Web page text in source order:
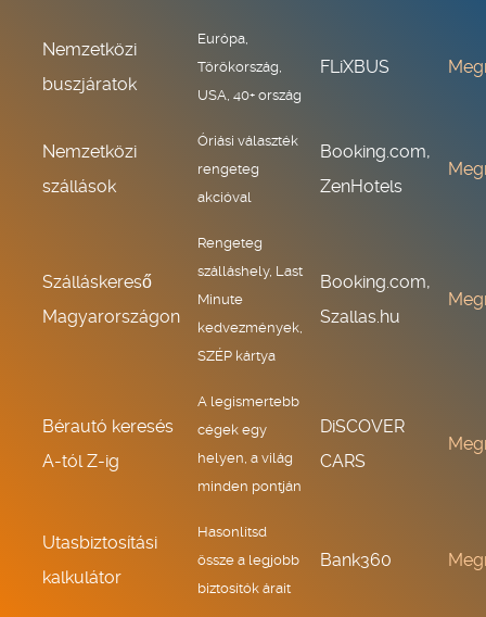
Nemzetközi
buszjáratok
Európa,
Törökország,
USA, 40+ ország
FLiXBUS
Nemzetközi
szállások
Óriási választék
rengeteg
akcióval
Booking.com,
ZenHotels
Szálláskereső
Magyarországon
Rengeteg
szálláshely, Last
Minute
kedvezmények,
SZÉP kártya
Booking.com,
Szallas.hu
Bérautó keresés
A-tól Z-ig
A legismertebb
cégek egy
helyen, a világ
minden pontján
DiSCOVER
CARS
Utasbiztosítási
kalkulátor
Hasonlítsd
össze a legjobb
biztosítók árait
Bank360